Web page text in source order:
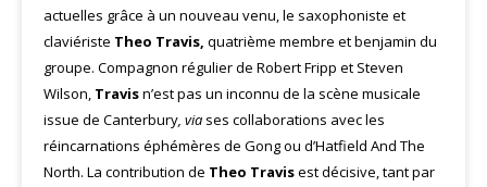
actuelles grâce à un nouveau venu, le saxophoniste et
claviériste Theo Travis, quatrième membre et benjamin du
groupe. Compagnon régulier de Robert Fripp et Steven
Wilson, Travisn’est pas un inconnu de la scène musicale
issue de Canterbury, via ses collaborations avec les
réincarnations éphémères de Gong ou d’Hatfield And The
North. La contribution de Theo Travisest décisive, tant par